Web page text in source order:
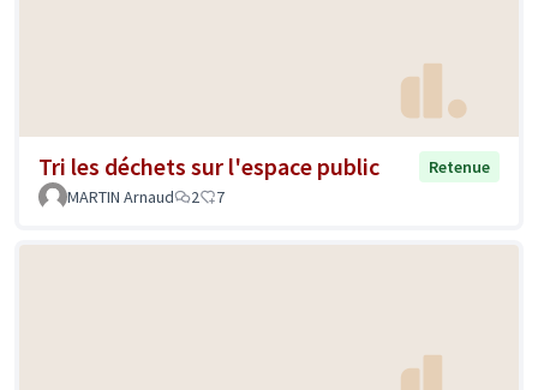
Tri les déchets sur l'espace public
Retenue
MARTIN Arnaud
2 7